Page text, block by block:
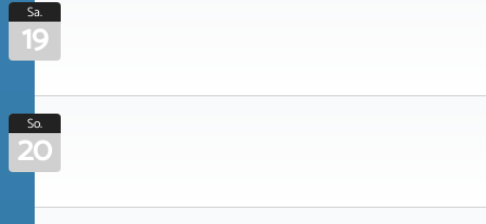
Sa.
19
So.
20